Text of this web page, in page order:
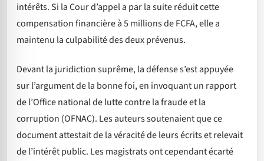
intérêts. Si la Cour d’appel a par la suite réduit cette
compensation financière à 5 millions de FCFA, elle a
maintenu la culpabilité des deux prévenus.
Devant la juridiction suprême, la défense s’est appuyée
sur l’argument de la bonne foi, en invoquant un rapport
de l’Office national de lutte contre la fraude et la
corruption (OFNAC). Les auteurs soutenaient que ce
document attestait de la véracité de leurs écrits et relevait
de l’intérêt public. Les magistrats ont cependant écarté